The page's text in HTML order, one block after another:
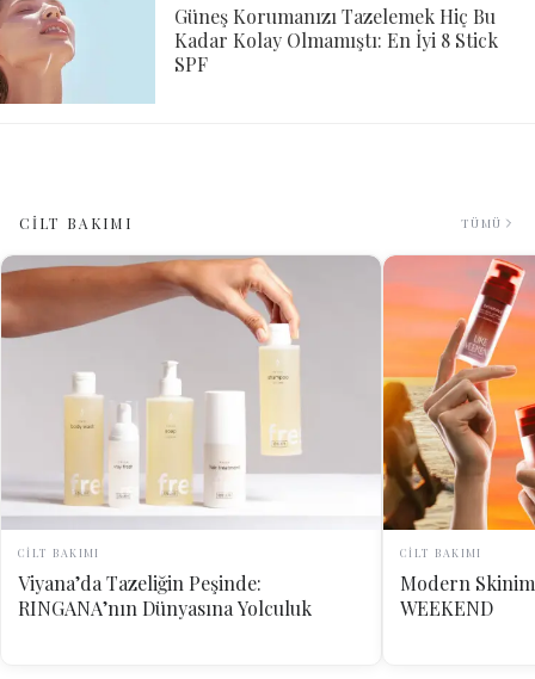
Güneş Korumanızı Tazelemek Hiç Bu
Kadar Kolay Olmamıştı: En İyi 8 Stick
SPF
CİLT BAKIMI TÜMÜ
CİLT BAKIMI
Viyana’da Tazeliğin Peşinde:
RINGANA’nın Dünyasına Yolculuk
CİLT BAKIMI
Modern
WEEKEND